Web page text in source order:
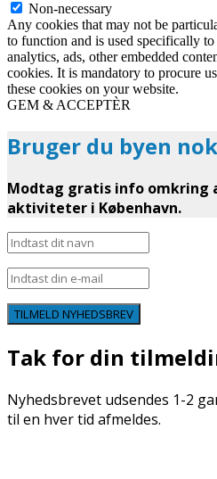
Non-necessary
Any cookies that may not be
to function and is used specifically
analytics, ads, other embedded
cookies. It is mandatory to procure
these cookies on your website.
GEM & ACCEPTÈR
Bruger du byen
Modtag gratis info omkring
aktiviteter i København.
TILMELD NYHEDSBREV
Tak for din
Nyhedsbrevet udsendes 1-2
til en hver tid afmeldes.